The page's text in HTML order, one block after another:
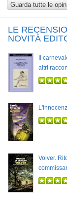
Guarda tutte le
LE
NOVITÀ
Il
altri
Volver.